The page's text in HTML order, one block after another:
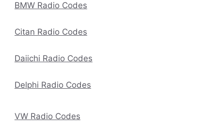
BMW Radio Codes
Citan Radio Codes
Daiichi Radio Codes
Delphi Radio Codes
VW Radio Codes